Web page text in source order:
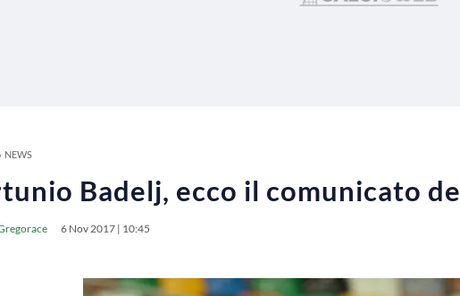
NEWS
Badelj, ecco il comunicato
6 Nov 2017 | 10:45